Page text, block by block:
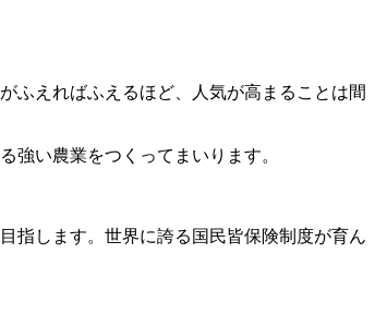
ふえればふえるほど、人気が高まることは間
い農業をつくってまいります。
指します。世界に誇る国民皆保険制度が育ん